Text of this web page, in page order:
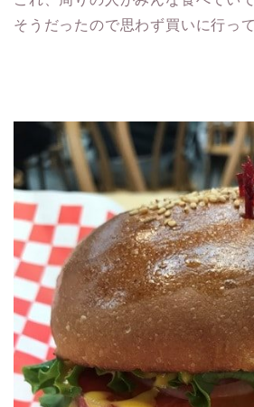
そうだったので思わず買いに行っ